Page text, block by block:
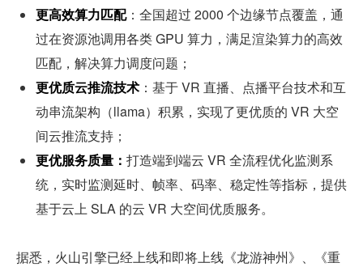
更高效算力匹配：全国超过 2000 个边缘节点覆盖，通
过在资源池调用各类 GPU 算力，满足渲染算力的高效
匹配，解决算力调度问题；
更优质云推流技术 ：基于 VR 直播、点播平台技术和互
动串流架构（llama）积累，实现了更优质的 VR 大空
间云推流支持；
更优服务质量： 打造端到端云 VR 全流程优化监测系
统，实时监测延时、帧率、码率、稳定性等指标，提供
基于云上 SLA 的云 VR 大空间优质服务。
据悉，火山引擎已经上线和即将上线《龙游神州》、《重